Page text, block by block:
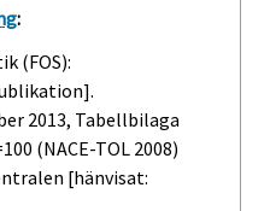
:
(FOS):
2013, Tabellbilaga
(NACE-TOL 2008)
[hänvisat: